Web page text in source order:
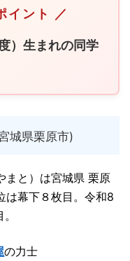
イント ／
）生まれの同学
城県栗原市)
と）は宮城県 栗原
は幕下８枚目。令和8
の力士